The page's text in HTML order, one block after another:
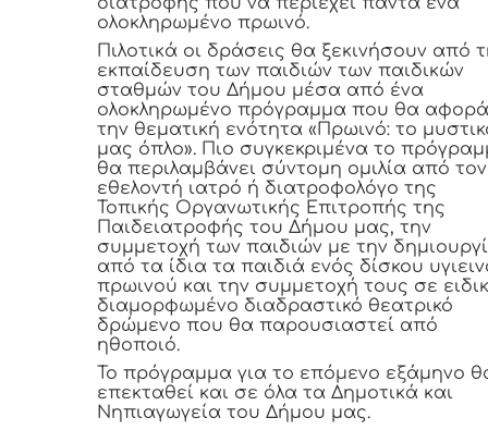
ολοκληρωμένο πρωινό.
Πιλοτικά οι δράσεις θα ξεκινήσουν από
εκπαίδευση των παιδιών των παιδικών
σταθμών του Δήμου μέσα από ένα
ολοκληρωμένο πρόγραμμα που θα αφορά
την θεματική ενότητα «Πρωινό: το
μας όπλο». Πιο συγκεκριμένα το
θα περιλαμβάνει σύντομη ομιλία από τον
εθελοντή ιατρό ή διατροφολόγο της
Τοπικής Οργανωτικής Επιτροπής της
Παιδειατροφής του Δήμου μας, την
συμμετοχή των παιδιών με την
από τα ίδια τα παιδιά ενός δίσκου
πρωινού και την συμμετοχή τους σε
διαμορφωμένο διαδραστικό θεατρικό
δρώμενο που θα παρουσιαστεί από
ηθοποιό.
Το πρόγραμμα για το επόμενο εξάμηνο
επεκταθεί και σε όλα τα Δημοτικά και
Νηπιαγωγεία του Δήμου μας.